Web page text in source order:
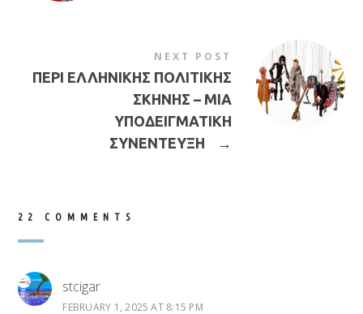
NEXT POST
ΠΕΡΙ ΕΛΛΗΝΙΚΗΣ ΠΟΛΙΤΙΚΗΣ
ΣΚΗΝΗΣ – ΜΙΑ
ΥΠΟΔΕΙΓΜΑΤΙΚΗ
ΣΥΝΕΝΤΕΥΞΗ
→
22 COMMENTS
stcigar
FEBRUARY 1, 2025 AT 8:15 PM